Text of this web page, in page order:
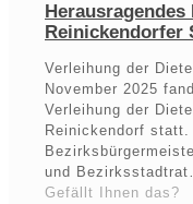
Herausragendes
Reinickendorfer
Verleihung der
November 2025
Verleihung der
Reinickendorf
und
Gefällt Ihnen das?